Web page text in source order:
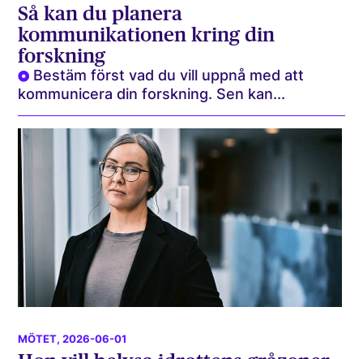
Så kan du planera
kommunikationen kring din
forskning
Bestäm först vad du vill uppnå med att
kommunicera din forskning. Sen kan...
MÖTET, 2026-06-01